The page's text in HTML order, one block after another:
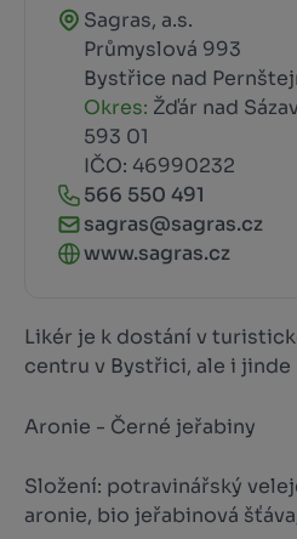
Sagras, a.s.
Průmyslová 993
Bystřice nad
Okres: Žďár nad
593 01
IČO: 46990232
566 550 491
sagras@sagras.cz
www.sagras.cz
Likér je k dostání v
centru v Bystřici, ale i jinde
Aronie - Černé jeřabiny
Složení: potravinářský
aronie, bio jeřabinová